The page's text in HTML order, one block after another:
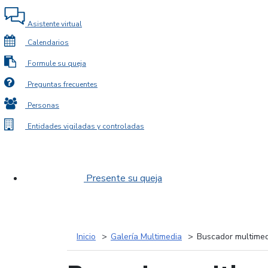
Asistente virtual
Calendarios
Formule su queja
Preguntas frecuentes
Personas
Entidades vigiladas y controladas
Presente su queja
Inicio Galería Multimedia Buscador